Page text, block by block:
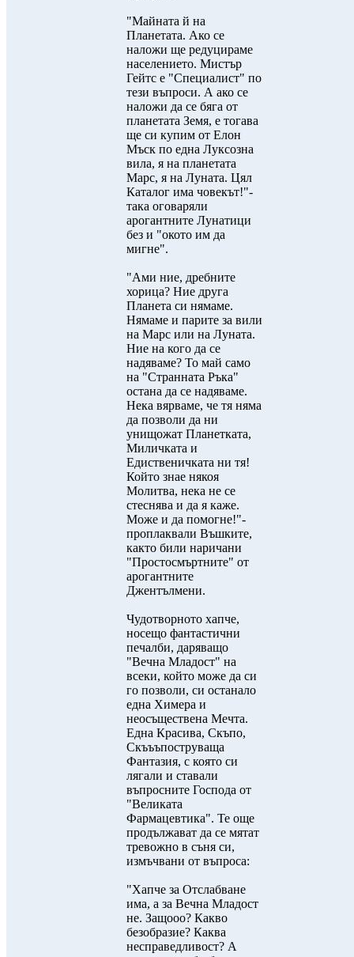
"Майната й на
Планетата. Ако се
наложи ще редуцираме
населението. Мистър
Гейтс е "Специалист" по
тези въпроси. А ако се
наложи да се бяга от
планетата Земя, е тогава
ще си купим от Елон
Мъск по една Луксозна
вила, я на планетата
Марс, я на Луната. Цял
Каталог има човекът!"-
така оговаряли
арогантните Лунатици
без и "окото им да
мигне".
"Ами ние, дребните
хорица? Ние друга
Планета си нямаме.
Нямаме и парите за вили
на Марс или на Луната.
Ние на кого да се
надяваме? То май само
на "Странната Ръка"
остана да се надяваме.
Нека вярваме, че тя няма
да позволи да ни
унищожат Планетката,
Миличката и
Едиственичката ни тя!
Който знае някоя
Молитва, нека не се
стеснява и да я каже.
Може и да помогне!"-
проплаквали Въшките,
както били наричани
"Простосмъртните" от
арогантните
Джентълмени.
Чудотворното хапче,
носещо фантастични
печалби, даряващо
"Вечна Младост" на
всеки, който може да си
го позволи, си останало
една Химера и
неосъществена Мечта.
Една Красива, Скъпо,
Скъъъпоструваща
Фантазия, с която си
лягали и ставали
въпросните Господа от
"Великата
Фармацевтика". Те още
продължават да се мятат
тревожно в съня си,
измъчвани от въпроса:
"Хапче за Отслабване
има, а за Вечна Младост
не. Защооо? Какво
безобразие? Каква
несправедливост? А